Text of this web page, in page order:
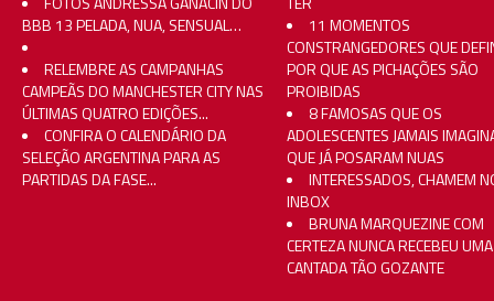
BBB 13 PELADA, NUA, SENSUAL…
RELEMBRE AS CAMPANHAS
CAMPEÃS DO MANCHESTER CITY NAS
ÚLTIMAS QUATRO EDIÇÕES...
CONFIRA O CALENDÁRIO DA
SELEÇÃO ARGENTINA PARA AS
PARTIDAS DA FASE...
11 MOMENTOS
CONSTRANGEDORES QUE
POR QUE AS PICHAÇÕES SÃO
PROIBIDAS
8 FAMOSAS QUE OS
ADOLESCENTES JAMAIS
QUE JÁ POSARAM NUAS
INTERESSADOS, CHAMEM
INBOX
BRUNA MARQUEZINE COM
CERTEZA NUNCA RECEBEU UMA
CANTADA TÃO GOZANTE